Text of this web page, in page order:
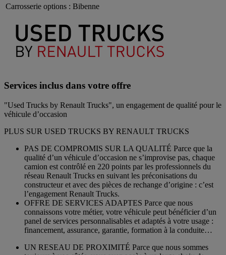
Carrosserie options : Bibenne
Services inclus dans votre offre
"Used Trucks by Renault Trucks", un engagement de qualité pour le
véhicule d’occasion
PLUS SUR USED TRUCKS BY RENAULT TRUCKS
PAS DE COMPROMIS SUR LA QUALITÉ Parce que la
qualité d’un véhicule d’occasion ne s’improvise pas, chaque
camion est contrôlé en 220 points par les professionnels du
réseau Renault Trucks en suivant les préconisations du
constructeur et avec des pièces de rechange d’origine : c’est
l’engagement Renault Trucks.
OFFRE DE SERVICES ADAPTES Parce que nous
connaissons votre métier, votre véhicule peut bénéficier d’un
panel de services personnalisables et adaptés à votre usage :
financement, assurance, garantie, formation à la conduite…
UN RESEAU DE PROXIMITÉ Parce que nous sommes